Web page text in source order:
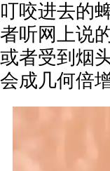
叮咬进去的
者听网上说
或者受到烟
会成几何倍